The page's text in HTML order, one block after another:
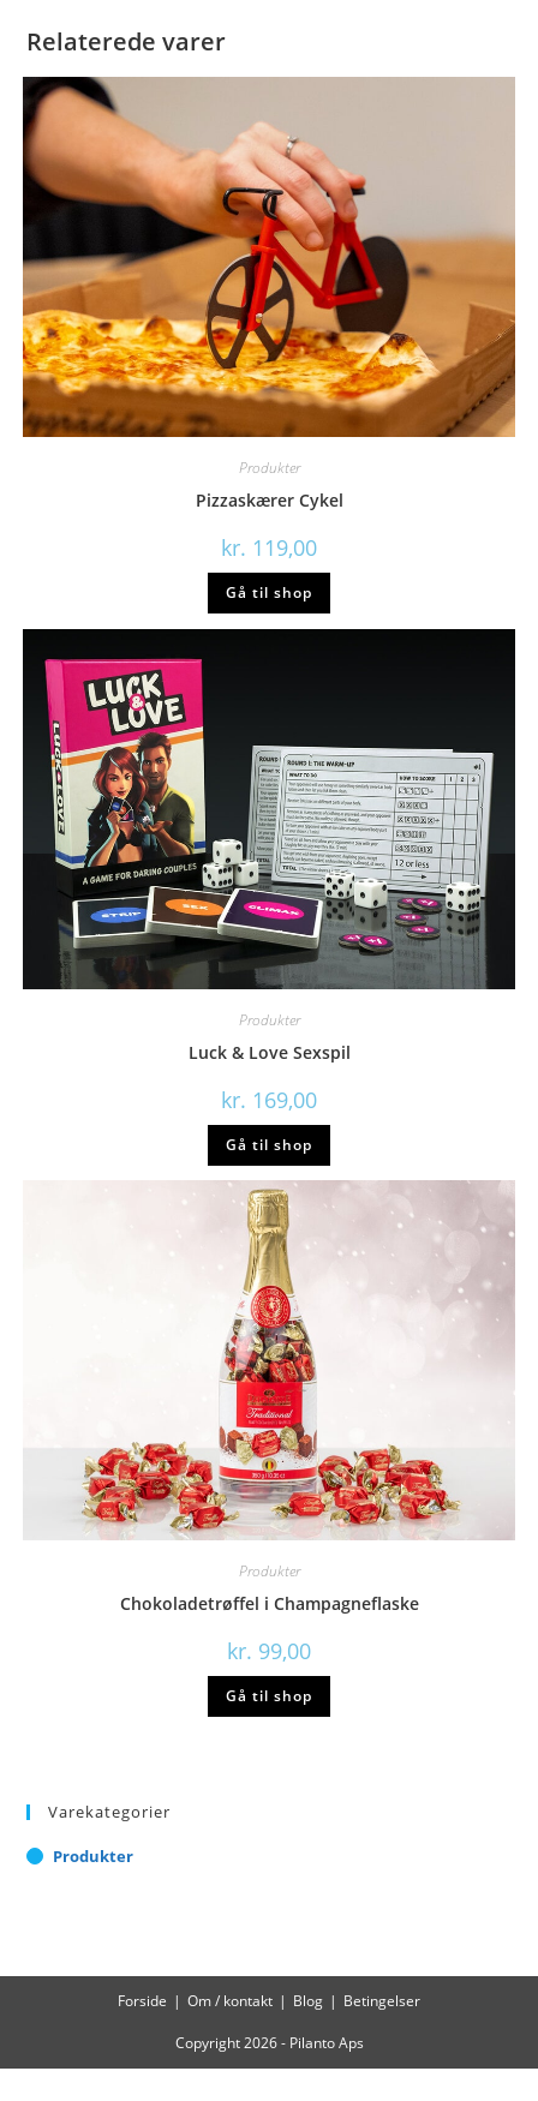
Relaterede varer
Produkter
Pizzaskærer Cykel
kr. 119,00
Gå til shop
Produkter
Luck & Love Sexspil
kr. 169,00
Gå til shop
Produkter
Chokoladetrøffel i Champagneflaske
kr. 99,00
Gå til shop
Varekategorier
Produkter
Forside Om / kontakt Blog Betingelser
Copyright 2026 - Pilanto Aps